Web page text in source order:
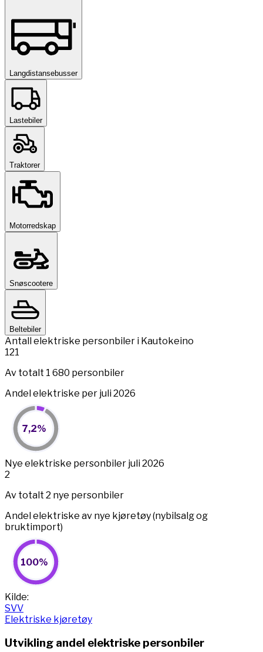
Langdistansebusser
Lastebiler
Traktorer
Motorredskap
Snøscootere
Beltebiler
Antall elektriske personbiler i Kautokeino
121
Av totalt 1 680 personbiler
Andel elektriske per juli 2026
7,2%
Pie chart with 2 slices.
View as data table, 7,2%
7,2%
End of interactive chart.
Nye elektriske personbiler juli 2026
2
Av totalt 2 nye personbiler
Andel elektriske av nye kjøretøy (nybilsalg og
bruktimport)
100%
Pie chart with 2 slices.
View as data table, 100%
100%
End of interactive chart.
Kilde:
SVV
Elektriske kjøretøy
Utvikling andel elektriske personbiler